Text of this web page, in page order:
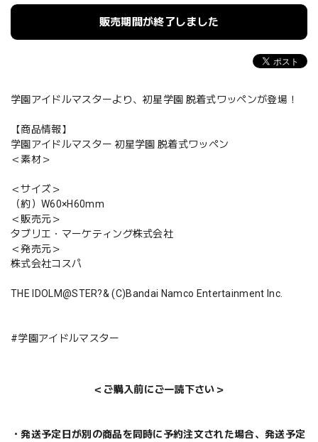
販売期間が終了しました
学園アイドルマスターより、初星学園 脱着式ワッペンが登場！
【商品情報】
学園アイドルマスター 初星学園 脱着式ワッペン
＜素材＞
＜サイズ＞
（約）W60×H60mm
＜販売元＞
タブリエ・マーケティング株式会社
＜発売元＞
株式会社コスパ
THE IDOLM@STER?& (C)Bandai Namco Entertainment Inc.
#学園アイドルマスター
＜ご購入前にご一読下さい＞
・発送予定日が別の商品を同時に予約注文された場合、発送予定